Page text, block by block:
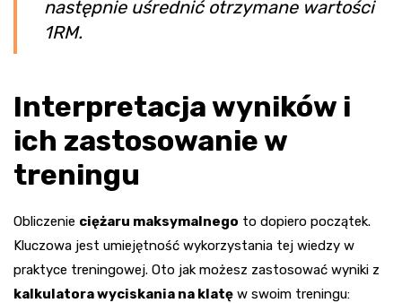
następnie uśrednić otrzymane wartości
1RM.
Interpretacja wyników i
ich zastosowanie w
treningu
Obliczenie ciężaru maksymalnego to dopiero początek.
Kluczowa jest umiejętność wykorzystania tej wiedzy w
praktyce treningowej. Oto jak możesz zastosować wyniki z
kalkulatora wyciskania na klatę w swoim treningu: